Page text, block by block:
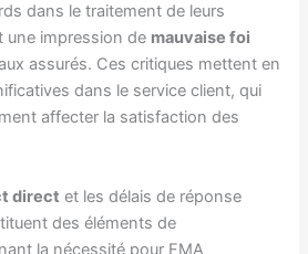
dans le traitement de leurs
une impression de mauvaise foi
assurés. Ces critiques mettent en
dans le service client, qui
affecter la satisfaction des
direct et les délais de réponse
des éléments de
la nécessité pour FMA